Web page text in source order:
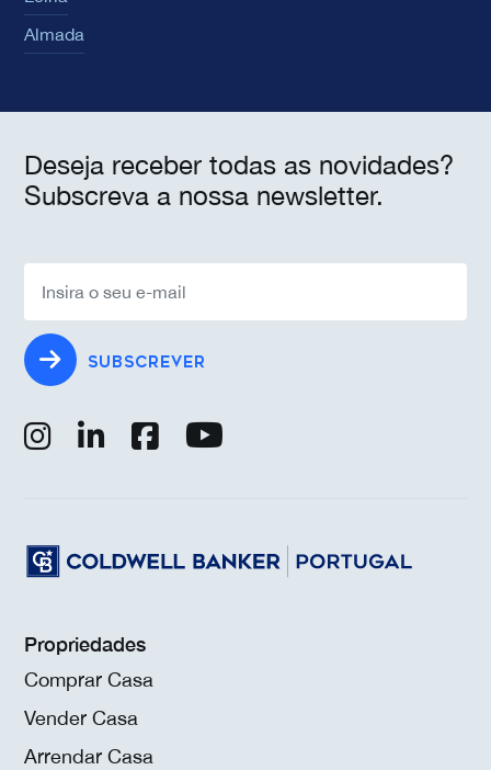
Almada
Deseja receber todas as novidades?
Subscreva a nossa newsletter.
SUBSCREVER
Propriedades
Comprar Casa
Vender Casa
Arrendar Casa